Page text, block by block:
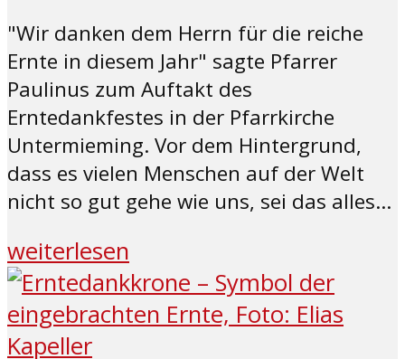
"Wir danken dem Herrn für die reiche
Ernte in diesem Jahr" sagte Pfarrer
Paulinus zum Auftakt des
Erntedankfestes in der Pfarrkirche
Untermieming. Vor dem Hintergrund,
dass es vielen Menschen auf der Welt
nicht so gut gehe wie uns, sei das alles...
weiterlesen